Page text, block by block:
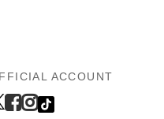
ACCOUNT